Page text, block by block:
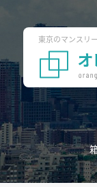
東京のマンスリ